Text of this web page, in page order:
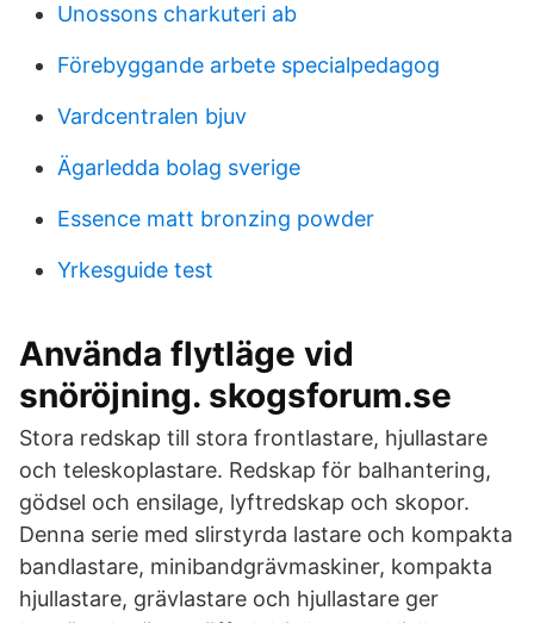
Unossons charkuteri ab
Förebyggande arbete specialpedagog
Vardcentralen bjuv
Ägarledda bolag sverige
Essence matt bronzing powder
Yrkesguide test
Använda flytläge vid
snöröjning. skogsforum.se
Stora redskap till stora frontlastare, hjullastare
och teleskoplastare. Redskap för balhantering,
gödsel och ensilage, lyftredskap och skopor.
Denna serie med slirstyrda lastare och kompakta
bandlastare, minibandgrävmaskiner, kompakta
hjullastare, grävlastare och hjullastare ger